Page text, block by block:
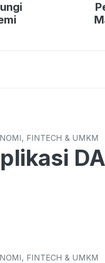
FINTECH & UMKM
FINTECH & UMKM